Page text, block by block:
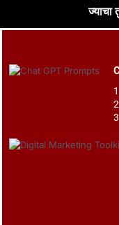
ज्याचा